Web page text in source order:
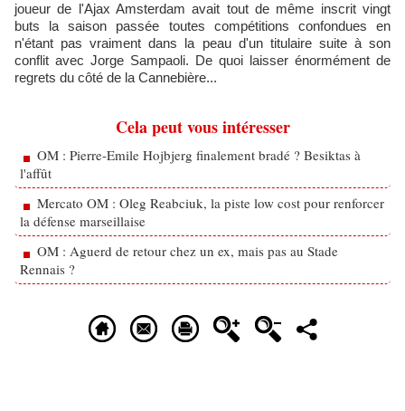
joueur de l'Ajax Amsterdam avait tout de même inscrit vingt
buts la saison passée toutes compétitions confondues en
n'étant pas vraiment dans la peau d'un titulaire suite à son
conflit avec Jorge Sampaoli. De quoi laisser énormément de
regrets du côté de la Cannebière...
Cela peut vous intéresser
OM : Pierre-Emile Hojbjerg finalement bradé ? Besiktas à
l'affût
Mercato OM : Oleg Reabciuk, la piste low cost pour renforcer
la défense marseillaise
OM : Aguerd de retour chez un ex, mais pas au Stade
Rennais ?